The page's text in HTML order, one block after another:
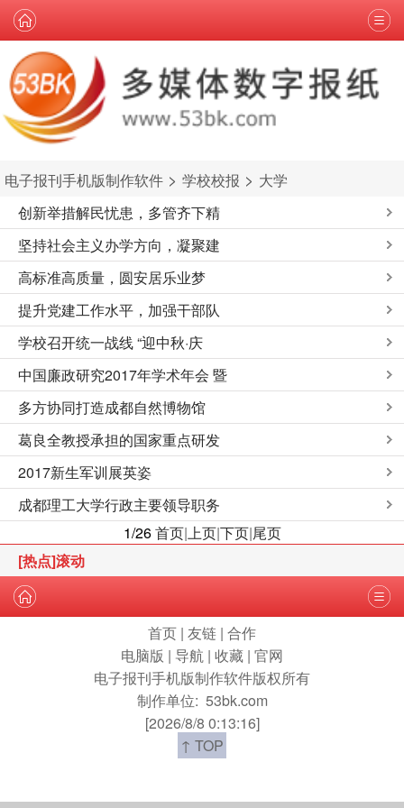
电子报刊手机版制作软件 > 学校校报 > 大学
创新举措解民忧患，多管齐下精
坚持社会主义办学方向，凝聚建
高标准高质量，圆安居乐业梦
提升党建工作水平，加强干部队
学校召开统一战线 “迎中秋·庆
中国廉政研究2017年学术年会 暨
多方协同打造成都自然博物馆
葛良全教授承担的国家重点研发
2017新生军训展英姿
成都理工大学行政主要领导职务
1/26首页|上页|下页|尾页
[热点]滚动
首页 | 友链 | 合作
电脑版 | 导航 | 收藏 | 官网
电子报刊手机版制作软件版权所有
制作单位: 53bk.com
[2026/8/8 0:13:16]
↑ TOP